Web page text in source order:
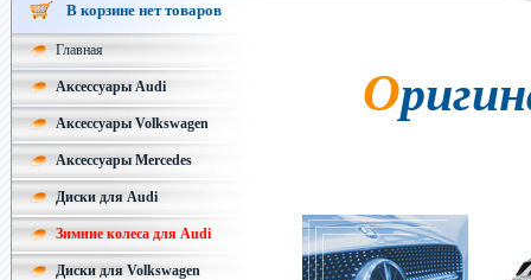
В корзине нет товаров
Главная
Аксессуары Audi
Аксессуары Volkswagen
Аксессуары Mercedes
Диски для Audi
Зимние колеса для Audi
Диски для Volkswagen
Оригинальные колесные диски